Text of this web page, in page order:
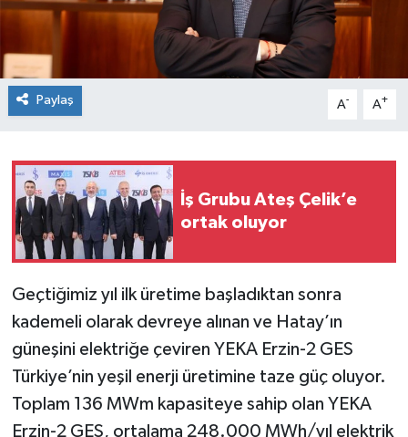
Paylaş A- A+
İş Grubu Ateş Çelik’e
ortak oluyor
Geçtiğimiz yıl ilk üretime başladıktan sonra
kademeli olarak devreye alınan ve Hatay’ın
güneşini elektriğe çeviren YEKA Erzin-2 GES
Türkiye’nin yeşil enerji üretimine taze güç oluyor.
Toplam 136 MWm kapasiteye sahip olan YEKA
Erzin-2 GES, ortalama 248.000 MWh/yıl elektrik
YAŞAM